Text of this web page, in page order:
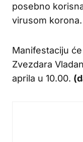
posebno
virusom korona.
Manifestaciju
Zvezdara
aprila u 10.00.